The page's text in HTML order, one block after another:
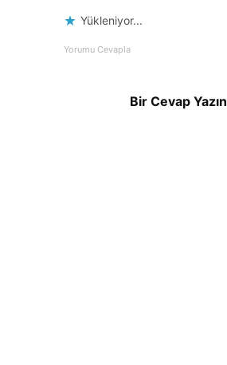
Yükleniyor...
Yorumu Cevapla
Bir Cevap Yazın